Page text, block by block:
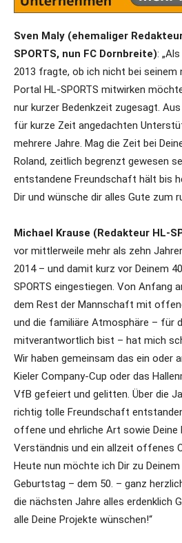
Sven Maly (ehemaliger
SPORTS, nun FC Dornbreite):
2013 fragte, ob ich nicht bei seinem
Portal HL-SPORTS mitwirken
nur kurzer Bedenkzeit zugesagt.
für kurze Zeit angedachten
mehrere Jahre. Mag die Zeit bei
Roland, zeitlich begrenzt gewesen
entstandene Freundschaft hält bis
Dir und wünsche dir alles Gute zum
Michael Krause (Redakteur HL-
vor mittlerweile mehr als zehn
2014 – und damit kurz vor Deinem
SPORTS eingestiegen. Von Anfang
dem Rest der Mannschaft mit
und die familiäre Atmosphäre – für
mitverantwortlich bist – hat mich
Wir haben gemeinsam das ein oder
Kieler Company-Cup oder das
VfB gefeiert und gelitten. Über die
richtig tolle Freundschaft
offene und ehrliche Art sowie
Verständnis und ein allzeit offenes
Heute nun möchte ich Dir zu
Geburtstag – dem 50. – ganz
die nächsten Jahre alles erdenklich
alle Deine Projekte wünschen!“